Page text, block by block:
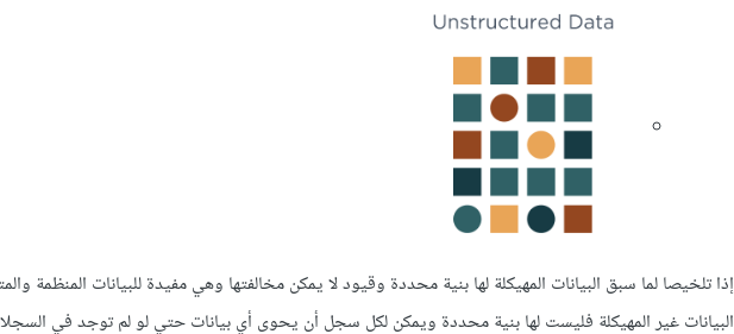
إذا تلخيصا لما سبق البيانات المهيكلة لها بنية محددة وقيود لا يمكن مخالفتها وهي مفيدة للبيانات المنظمة
البيانات غير المهيكلة فليست لها بنية محددة ويمكن لكل سجل أن يحوى أي بيانات حتي لو لم توجد في